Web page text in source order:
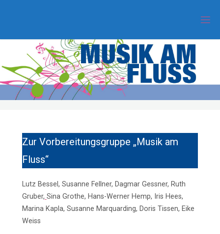
Zur Vorbereitungsgruppe „Musik am
Fluss“
Lutz Bessel, Susanne Fellner, Dagmar Gessner, Ruth
Gruber, Sina Grothe, Hans-Werner Hemp, Iris Hees,
Marina Kapla, Susanne Marquarding, Doris Tissen, Eike
Weiss